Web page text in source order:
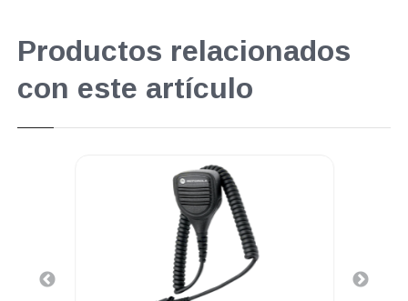
Productos relacionados
con este artículo